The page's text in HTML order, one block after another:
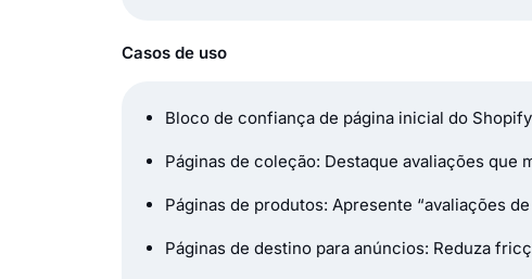
Casos de uso
Bloco de confiança de página inicial do
Páginas de coleção: Destaque avaliações que
Páginas de produtos: Apresente “avaliações
Páginas de destino para anúncios: Reduza